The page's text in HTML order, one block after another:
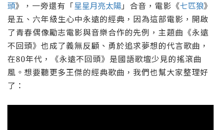
頭》，一旁還有「星星月亮太陽」合音，電影《七匹狼》
是五、六年級生心中永遠的經典，因為這部電影，開啟
了青春偶像勵志電影與音樂合作的先例，主題曲《永遠
不回頭》也成了義無反顧、勇於追求夢想的代言歌曲，
在80年代，《永遠不回頭》是國語歌壇少見的搖滾曲
風。想要聽更多王傑的經典歌曲，我們也幫大家整理好
了：